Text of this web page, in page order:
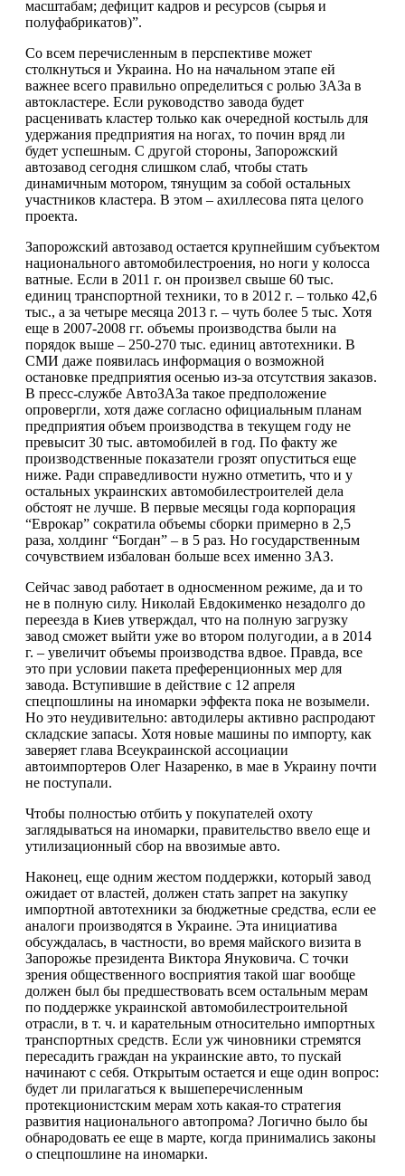
масштабам; дефицит кадров и ресурсов (сырья и
полуфабрикатов)”.
Со всем перечисленным в перспективе может
столкнуться и Украина. Но на начальном этапе ей
важнее всего правильно определиться с ролью ЗАЗа в
автокластере. Если руководство завода будет
расценивать кластер только как очередной костыль для
удержания предприятия на ногах, то почин вряд ли
будет успешным. С другой стороны, Запорожский
автозавод сегодня слишком слаб, чтобы стать
динамичным мотором, тянущим за собой остальных
участников кластера. В этом – ахиллесова пята целого
проекта.
Запорожский автозавод остается крупнейшим субъектом
национального автомобилестроения, но ноги у колосса
ватные. Если в 2011 г. он произвел свыше 60 тыс.
единиц транспортной техники, то в 2012 г. – только 42,6
тыс., а за четыре месяца 2013 г. – чуть более 5 тыс. Хотя
еще в 2007-2008 гг. объемы производства были на
порядок выше – 250-270 тыс. единиц автотехники. В
СМИ даже появилась информация о возможной
остановке предприятия осенью из-за отсутствия заказов.
В пресс-службе АвтоЗАЗа такое предположение
опровергли, хотя даже согласно официальным планам
предприятия объем производства в текущем году не
превысит 30 тыс. автомобилей в год. По факту же
производственные показатели грозят опуститься еще
ниже. Ради справедливости нужно отметить, что и у
остальных украинских автомобилестроителей дела
обстоят не лучше. В первые месяцы года корпорация
“Еврокар” сократила объемы сборки примерно в 2,5
раза, холдинг “Богдан” – в 5 раз. Но государственным
сочувствием избалован больше всех именно ЗАЗ.
Сейчас завод работает в односменном режиме, да и то
не в полную силу. Николай Евдокименко незадолго до
переезда в Киев утверждал, что на полную загрузку
завод сможет выйти уже во втором полугодии, а в 2014
г. – увеличит объемы производства вдвое. Правда, все
это при условии пакета преференционных мер для
завода. Вступившие в действие с 12 апреля
спецпошлины на иномарки эффекта пока не возымели.
Но это неудивительно: автодилеры активно распродают
складские запасы. Хотя новые машины по импорту, как
заверяет глава Всеукраинской ассоциации
автоимпортеров Олег Назаренко, в мае в Украину почти
не поступали.
Чтобы полностью отбить у покупателей охоту
заглядываться на иномарки, правительство ввело еще и
утилизационный сбор на ввозимые авто.
Наконец, еще одним жестом поддержки, который завод
ожидает от властей, должен стать запрет на закупку
импортной автотехники за бюджетные средства, если ее
аналоги производятся в Украине. Эта инициатива
обсуждалась, в частности, во время майского визита в
Запорожье президента Виктора Януковича. С точки
зрения общественного восприятия такой шаг вообще
должен был бы предшествовать всем остальным мерам
по поддержке украинской автомобилестроительной
отрасли, в т. ч. и карательным относительно импортных
транспортных средств. Если уж чиновники стремятся
пересадить граждан на украинские авто, то пускай
начинают с себя. Открытым остается и еще один вопрос:
будет ли прилагаться к вышеперечисленным
протекционистским мерам хоть какая-то стратегия
развития национального автопрома? Логично было бы
обнародовать ее еще в марте, когда принимались законы
о спецпошлине на иномарки.